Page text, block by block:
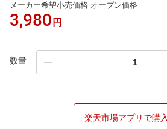
メーカー希望小売価格 オープン価格
3,980 円
数量
楽天市場アプリで購